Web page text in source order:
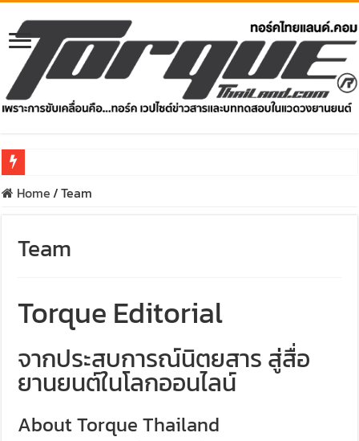
รีวิว Honda e:N1 EV 100% – SUV ไฟฟ้า 204 แรงม้า วิ่งไกล 500
คาราวาน ISUZU 2.2 Ddi MAXFORCE ท่องเที่ยวสัมผัสประส
ทริปแอ่วเหนือสุดพีค! เส้นทางเชียงใหม่-เชียงรายกับ MU-X
ขับ “NEW! ISUZU V-CROSS 4×4” ไปร่วมกันสร้างถนนขึ้นดอ
Audi Road to Korat ยกทัพขบวนอาวดี้กว่า 60 คัน เยี่ยมชม อาว
ขับ ฟอร์ด เรนเจอร์ บุกอีสาน กับกิจกรรม ‘ฟอร์ด เรนเจอร์ แ
Home/Team
Team
Torque Editorial
จากประสบการณ์นิตยสาร สู่สื่อ
ยานยนต์ในโลกออนไลน์
About Torque Thailand